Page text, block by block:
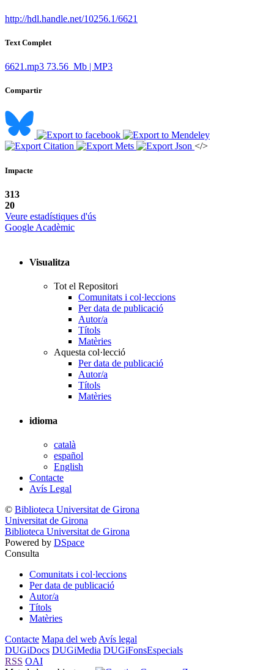
http://hdl.handle.net/10256.1/6621
Text Complet
6621.mp3 73.56 Mb | MP3
Compartir
</>
Impacte
313
20
Veure estadístiques d'ús
Google Acadèmic
Visualitza
Tot el Repositori
Comunitats i col·leccions
Per data de publicació
Autor/a
Títols
Matèries
Aquesta col·lecció
Per data de publicació
Autor/a
Títols
Matèries
idioma
català
español
English
Contacte
Avís Legal
© Biblioteca Universitat de Girona
Universitat de Girona
Biblioteca Universitat de Girona
Powered by DSpace
Consulta
Comunitats i col·leccions
Per data de publicació
Autor/a
Títols
Matèries
Contacte Mapa del web Avís legal
DUGiDocs DUGiMedia DUGiFonsEspecials
RSS OAI